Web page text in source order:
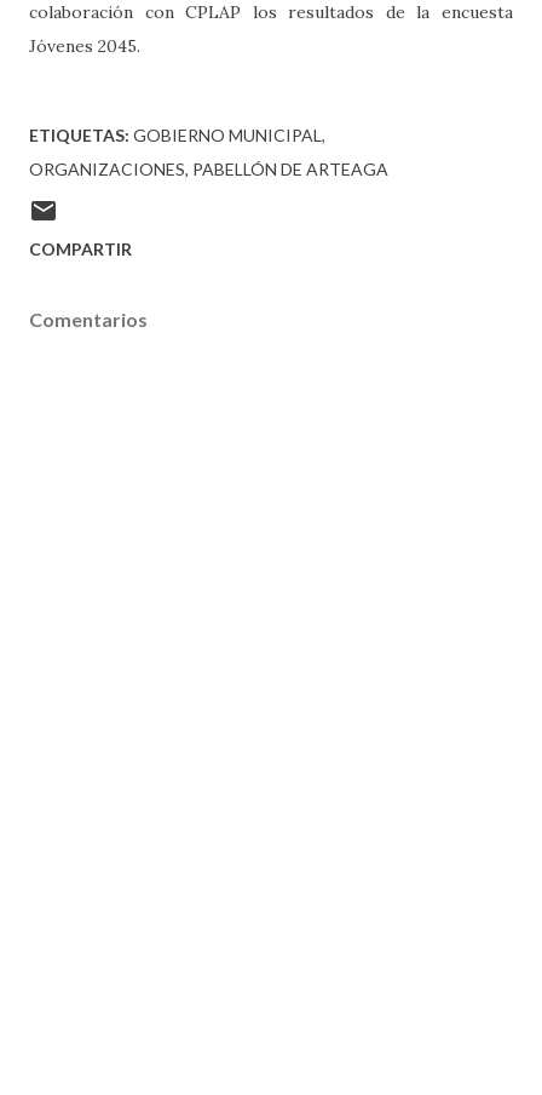
colaboración con CPLAP los resultados de la encuesta
Jóvenes 2045.
ETIQUETAS: GOBIERNO MUNICIPAL
ORGANIZACIONES PABELLÓN DE ARTEAGA
COMPARTIR
Comentarios